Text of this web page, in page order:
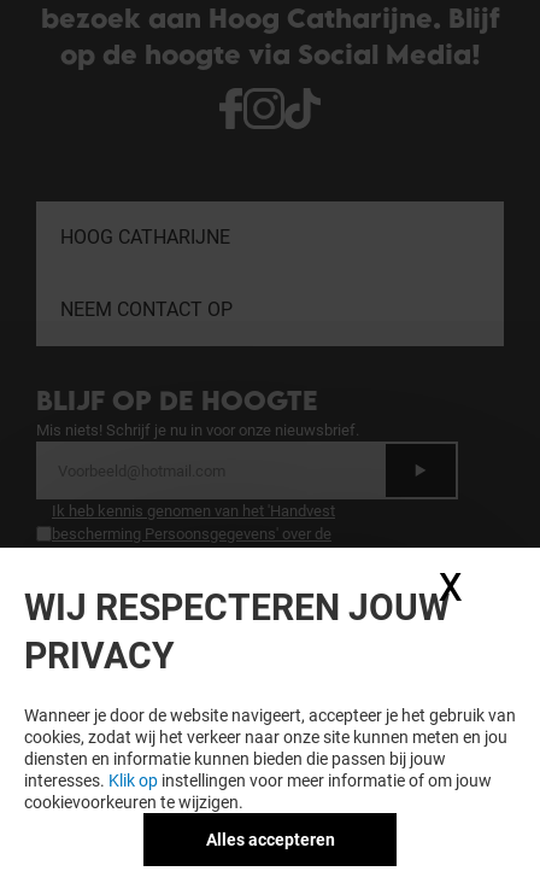
bezoek aan Hoog Catharijne. Blijf
op de hoogte via Social Media!
HOOG CATHARIJNE
NEEM CONTACT OP
BLIJF OP DE HOOGTE
Mis niets! Schrijf je nu in voor onze nieuwsbrief.
Ik heb kennis genomen van het 'Handvest
bescherming Persoonsgegevens' over de
LOYALITEIT LOONT
Word lid van Hoog Catharijne Premium en krijg
exclusieve voordelen, aanbiedingen en services bij
Algemene voorwaarden
Juridische informatie
Handvest bescherming
WIJ RESPECTEREN JOUW
PRIVACY
Wanneer je door de website navigeert, accepteer je het gebruik van
cookies, zodat wij het verkeer naar onze site kunnen meten en jou
diensten en informatie kunnen bieden die passen bij jouw
interesses. Klik op instellingen voor meer informatie of om jouw
cookievoorkeuren te wijzigen.
Alles accepteren
X